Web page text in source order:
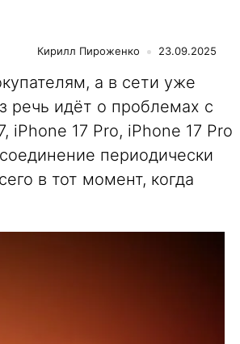
Кирилл Пироженко 23.09.2025
а в сети уже
речь идёт о проблемах с
iPhone 17 Pro, iPhone 17 Pro
периодически
в тот момент, когда